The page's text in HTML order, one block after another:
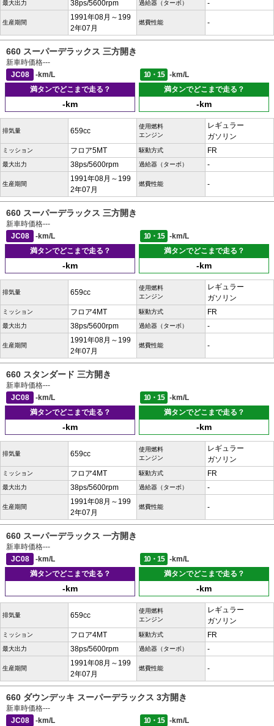
最大出力 38ps/5600rpm 過給器（ターボ） -
生産期間
1991年08月～199
2年07月
燃費性能 -
660 スーパーデラックス 三方開き
新車時価格---
JC08
-km/L 10・15
-km/L
満タンでどこまで走る？
-km
満タンでどこまで走る？
-km
排気量 659cc
使用燃料
エンジン
レギュラー
ガソリン
ミッション フロア5MT 駆動方式 FR
最大出力 38ps/5600rpm 過給器（ターボ） -
生産期間
1991年08月～199
2年07月
燃費性能 -
660 スーパーデラックス 三方開き
新車時価格---
JC08
-km/L 10・15
-km/L
満タンでどこまで走る？
-km
満タンでどこまで走る？
-km
排気量 659cc
使用燃料
エンジン
レギュラー
ガソリン
ミッション フロア4MT 駆動方式 FR
最大出力 38ps/5600rpm 過給器（ターボ） -
生産期間
1991年08月～199
2年07月
燃費性能 -
660 スタンダード 三方開き
新車時価格---
JC08
-km/L 10・15
-km/L
満タンでどこまで走る？
-km
満タンでどこまで走る？
-km
排気量 659cc
使用燃料
エンジン
レギュラー
ガソリン
ミッション フロア4MT 駆動方式 FR
最大出力 38ps/5600rpm 過給器（ターボ） -
生産期間
1991年08月～199
2年07月
燃費性能 -
660 スーパーデラックス 一方開き
新車時価格---
JC08
-km/L 10・15
-km/L
満タンでどこまで走る？
-km
満タンでどこまで走る？
-km
排気量 659cc
使用燃料
エンジン
レギュラー
ガソリン
ミッション フロア4MT 駆動方式 FR
最大出力 38ps/5600rpm 過給器（ターボ） -
生産期間
1991年08月～199
2年07月
燃費性能 -
660 ダウンデッキ スーパーデラックス 3方開き
新車時価格---
JC08
-km/L 10・15
-km/L